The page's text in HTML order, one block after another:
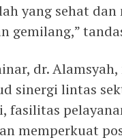
yang sehat
gemilang,”
dr.
sinergi lintas
fasilitas
memperkuat